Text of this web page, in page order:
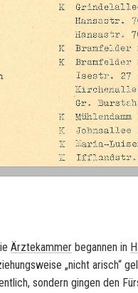
Ärztekammer begannen in
„nicht arisch“
sondern gingen den